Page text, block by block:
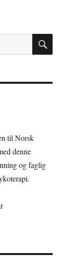
SØK
til Norsk
denne
og faglig